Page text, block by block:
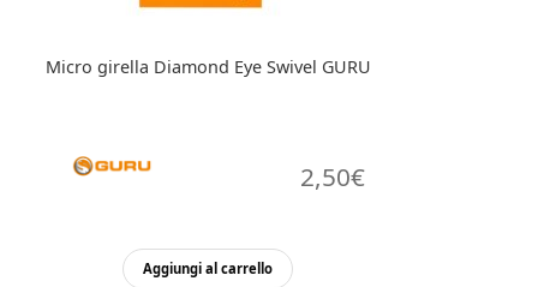
Micro girella Diamond Eye Swivel GURU
2,50€
Aggiungi al carrello